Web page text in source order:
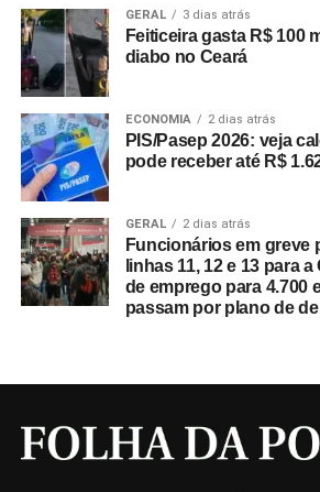
GERAL 3 dias atrás
Feiticeira gasta R$ 100
diabo no Ceará
ECONOMIA 2 dias atrás
PIS/Pasep 2026: veja
pode receber até R$
GERAL 2 dias atrás
Funcionários em greve
linhas 11, 12 e 13 para
de emprego para 4.700
passam por plano de